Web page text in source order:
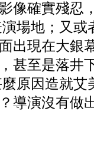
像確實殘忍
場地；又或
出現在大銀
甚至是落井
原因造就艾
導演沒有做